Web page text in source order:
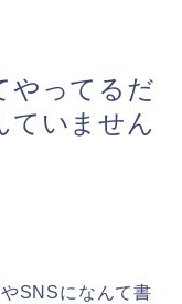
やってるだ
ていません
SNSになんて書